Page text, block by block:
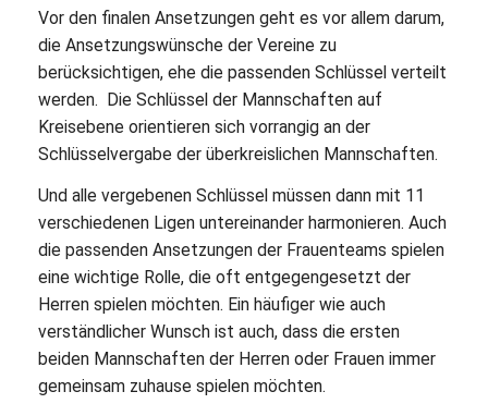
Vor den finalen Ansetzungen geht es vor allem darum,
die Ansetzungswünsche der Vereine zu
berücksichtigen, ehe die passenden Schlüssel verteilt
werden. Die Schlüssel der Mannschaften auf
Kreisebene orientieren sich vorrangig an der
Schlüsselvergabe der überkreislichen Mannschaften.
Und alle vergebenen Schlüssel müssen dann mit 11
verschiedenen Ligen untereinander harmonieren. Auch
die passenden Ansetzungen der Frauenteams spielen
eine wichtige Rolle, die oft entgegengesetzt der
Herren spielen möchten. Ein häufiger wie auch
verständlicher Wunsch ist auch, dass die ersten
beiden Mannschaften der Herren oder Frauen immer
gemeinsam zuhause spielen möchten.